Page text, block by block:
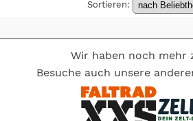
Sortieren:
Wir haben noch mehr
Besuche auch unsere